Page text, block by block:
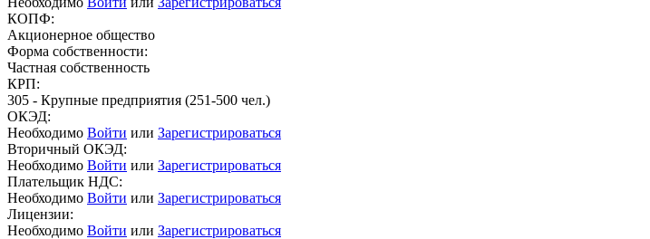
КОПФ:
Акционерное общество
Форма собственности:
Частная собственность
КРП:
305 - Крупные предприятия (251-500 чел.)
ОКЭД:
Необходимо Войти или Зарегистрироваться
Вторичный ОКЭД:
Необходимо Войти или Зарегистрироваться
Плательщик НДС:
Необходимо Войти или Зарегистрироваться
Лицензии:
Необходимо Войти или Зарегистрироваться